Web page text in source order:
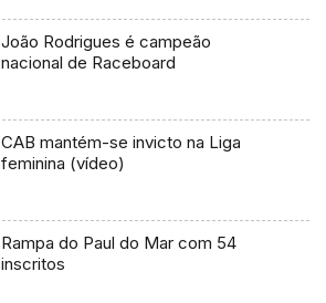
João Rodrigues é campeão
nacional de Raceboard
CAB mantém-se invicto na Liga
feminina (vídeo)
Rampa do Paul do Mar com 54
inscritos